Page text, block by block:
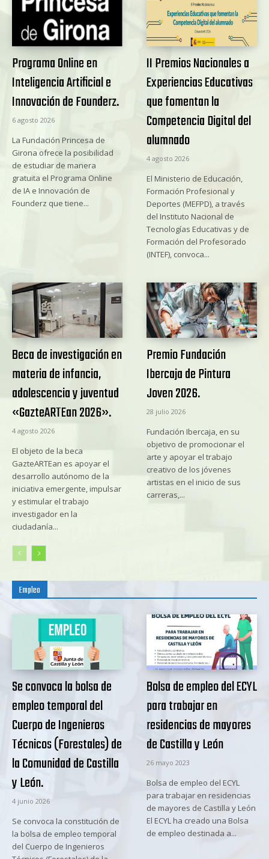
Programa Online en
Inteligencia Artificial e
Innovación de Founderz.
6 agosto 2026
La Fundación Princesa de
Girona ofrece la posibilidad
de estudiar de manera
gratuita el Programa Online
de IA e Innovación de
Founderz que tiene...
II Premios Nacionales a
Experiencias Educativas
que fomentan la
Competencia Digital del
alumnado
4 agosto 2026
El Ministerio de Educación,
Formación Profesional y
Deportes (MEFPD), a través
del Instituto Nacional de
Tecnologías Educativas y de
Formación del Profesorado
(INTEF), convoca...
Beca de investigación en
materia de infancia,
adolescencia y juventud
«GazteARTEan 2026».
4 agosto 2026
El objeto de la beca
GazteARTEan es apoyar el
desarrollo autónomo de la
iniciativa emergente, impulsar
y estimular el trabajo
investigador en la
ciudadanía...
Premio Fundación
Ibercaja de Pintura
Joven 2026.
28 julio 2026
Fundación Ibercaja, en su
objetivo de promocionar el
arte y apoyar el trabajo
creativo de los jóvenes
artistas en el inicio de sus
carreras,...
Empleo
Se convoca la bolsa de
empleo temporal del
Cuerpo de Ingenieros
Técnicos (Forestales) de
la Comunidad de Castilla
y León.
4 junio 2026
Se convoca la constitución de
la bolsa de empleo temporal
del Cuerpo de Ingenieros
Bolsa de empleo del ECYL
para trabajar en
residencias de mayores
de Castilla y León
26 mayo 2023
Bolsa de empleo del ECYL
para trabajar en residencias
de mayores de Castilla y León
El ECYL ha creado una Bolsa
de empleo destinada a...